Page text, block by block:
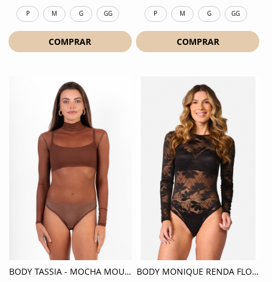
P M G GG
COMPRAR
P M G GG
COMPRAR
BODY TASSIA - MOCHA MOUSSE BODY MONIQUE RENDA FLORAL - PRETO